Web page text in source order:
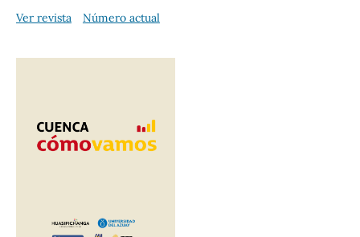
Ver revista
Número actual